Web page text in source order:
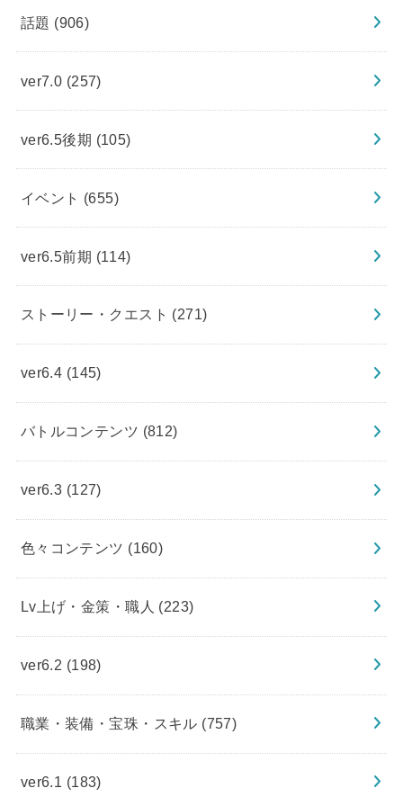
話題 (906)
ver7.0 (257)
ver6.5後期 (105)
イベント (655)
ver6.5前期 (114)
ストーリー・クエスト (271)
ver6.4 (145)
バトルコンテンツ (812)
ver6.3 (127)
色々コンテンツ (160)
Lv上げ・金策・職人 (223)
ver6.2 (198)
職業・装備・宝珠・スキル (757)
ver6.1 (183)